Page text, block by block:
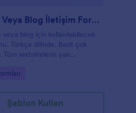
Website Veya Blog İletişim Formu
veya blog için kullanılabilecek
Türkçe dilinde. Basit çok
Tüm websitelerin yan
için kusursuz
Şablon Kullan